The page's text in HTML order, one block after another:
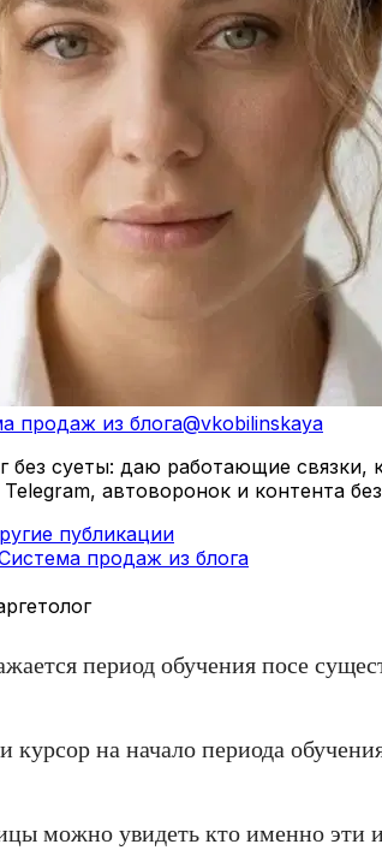
продаж из блога@vkobilinskaya
без суеты: даю работающие связки,
автоворонок и контента
публикации
продаж из блога
период обучения посе
курсор на начало периода
можно увидеть кто именно эти